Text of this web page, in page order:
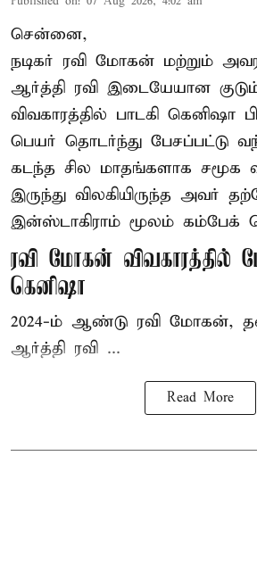
சென்னை,
நடிகர் ரவி மோகன் மற்றும்
ஆர்த்தி ரவி இடையேயான
விவகாரத்தில் பாடகி கெனிஷா
பெயர் தொடர்ந்து பேசப்பட்டு
கடந்த சில மாதங்களாக
இருந்து விலகியிருந்த அவர்
இன்ஸ்டாகிராம் மூலம் கம்பேக்
ரவி மோகன் விவகாரத்தில்
கெனிஷா
2024-ம் ஆண்டு ரவி மோகன்,
ஆர்த்தி ரவி ...
Read More